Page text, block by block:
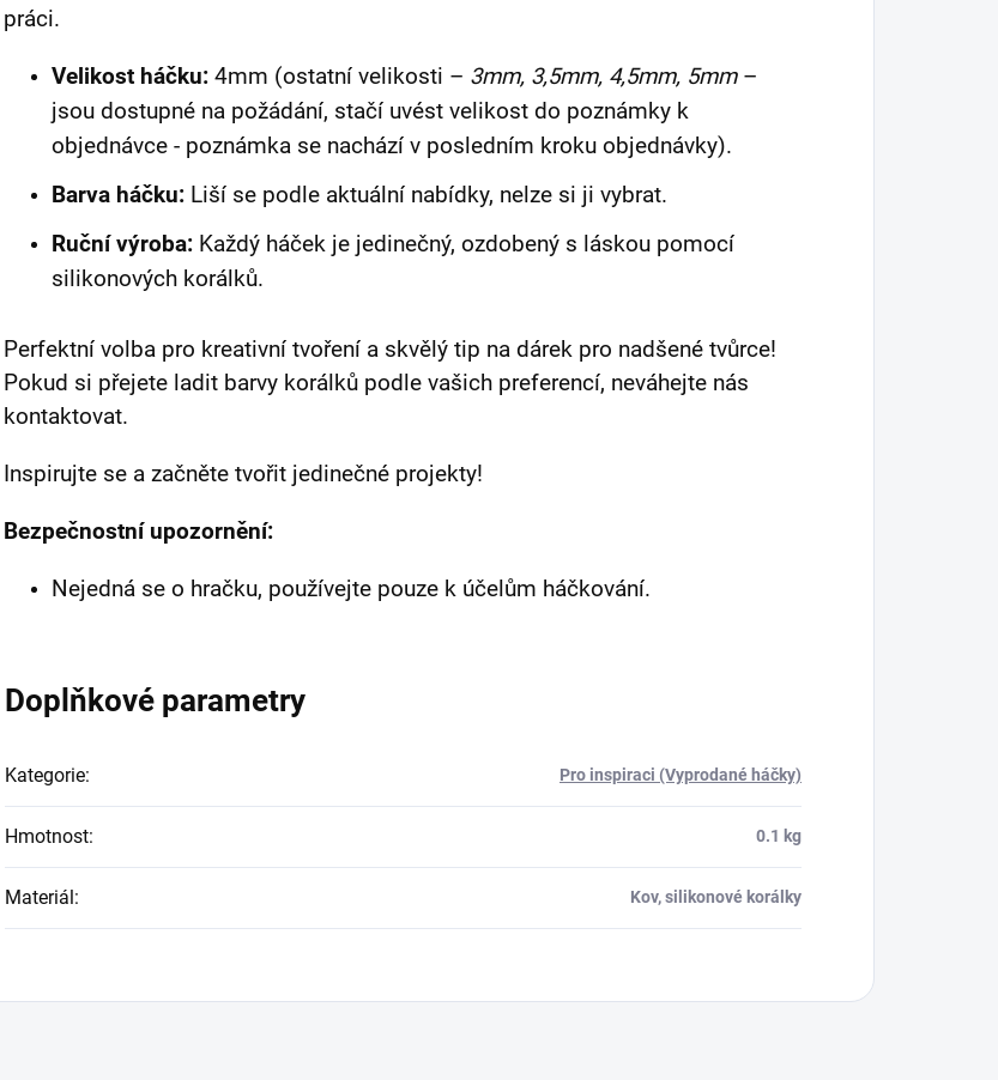
práci.
Velikost háčku: 4mm (ostatní velikosti – 3mm, 3,5mm, 4,5mm, 5mm–
jsou dostupné na požádání, stačí uvést velikost do poznámky k
objednávce - poznámka se nachází v posledním kroku objednávky).
Barva háčku: Liší se podle aktuální nabídky, nelze si ji vybrat.
Ruční výroba: Každý háček je jedinečný, ozdobený s láskou pomocí
silikonových korálků.
Perfektní volba pro kreativní tvoření a skvělý tip na dárek pro nadšené tvůrce!
Pokud si přejete ladit barvy korálků podle vašich preferencí, neváhejte nás
kontaktovat.
Inspirujte se a začněte tvořit jedinečné projekty!
Bezpečnostní upozornění:
Nejedná se o hračku, používejte pouze k účelům háčkování.
Doplňkové parametry
Kategorie: Pro inspiraci (Vyprodané háčky)
Hmotnost: 0.1 kg
Materiál: Kov, silikonové korálky